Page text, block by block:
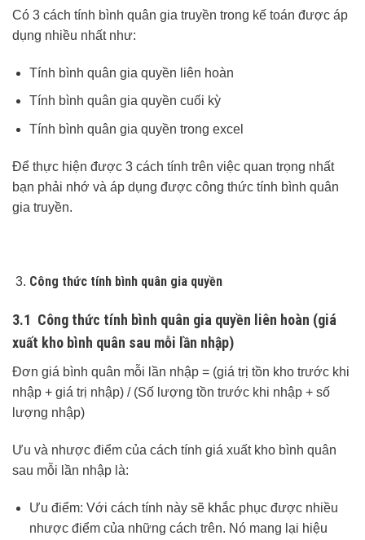
Có 3 cách tính bình quân gia truyền trong kế toán được áp
dụng nhiều nhất như:
Tính bình quân gia quyền liên hoàn
Tính bình quân gia quyền cuối kỳ
Tính bình quân gia quyền trong excel
Để thực hiện được 3 cách tính trên việc quan trọng nhất
bạn phải nhớ và áp dụng được công thức tính bình quân
gia truyền.
Công thức tính bình quân gia quyền
3.1 Công thức tính bình quân gia quyền liên hoàn (giá
xuất kho bình quân sau mỗi lần nhập)
Đơn giá bình quân mỗi lần nhập = (giá trị tồn kho trước khi
nhập + giá trị nhập) / (Số lượng tồn trước khi nhập + số
lượng nhập)
Ưu và nhược điểm của cách tính giá xuất kho bình quân
sau mỗi lần nhập là:
Ưu điểm: Với cách tính này sẽ khắc phục được nhiều
nhược điểm của những cách trên. Nó mang lại hiệu